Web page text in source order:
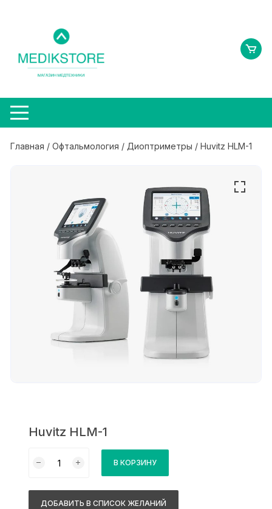
содержимому
Главная /Офтальмология / Диоптриметры / Huvitz HLM-1
Huvitz HLM-1
товара
HLM-
В КОРЗИНУ
ДОБАВИТЬ В СПИСОК ЖЕЛАНИЙ